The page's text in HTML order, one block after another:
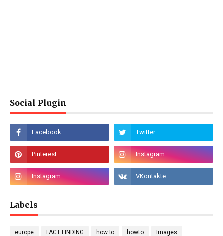
Social Plugin
Labels
europe FACT FINDING how to howto Images